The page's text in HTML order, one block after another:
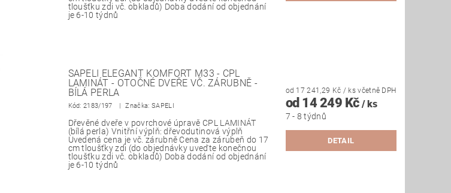
tloušťku zdi vč. obkladů) Doba dodání od objednání
je 6-10 týdnů
SAPELI ELEGANT KOMFORT M33 - CPL
LAMINÁT - OTOČNÉ DVEŘE VČ. ZÁRUBNĚ -
BÍLÁ PERLA
Kód:2183/197 Značka: SAPELI
Dřevěné dveře v povrchové úpravě CPL LAMINÁT
(bílá perla) Vnitřní výplň: dřevodutinová výplň
Uvedená cena je vč. zárubně Cena za zárubeň do 17
cm tloušťky zdi (do objednávky uveďte konečnou
tloušťku zdi vč. obkladů) Doba dodání od objednání
je 6-10 týdnů
od 17 241,29 Kč / ksvčetně DPH
od 14 249 Kč/ ks
7 - 8 týdnů
DETAIL